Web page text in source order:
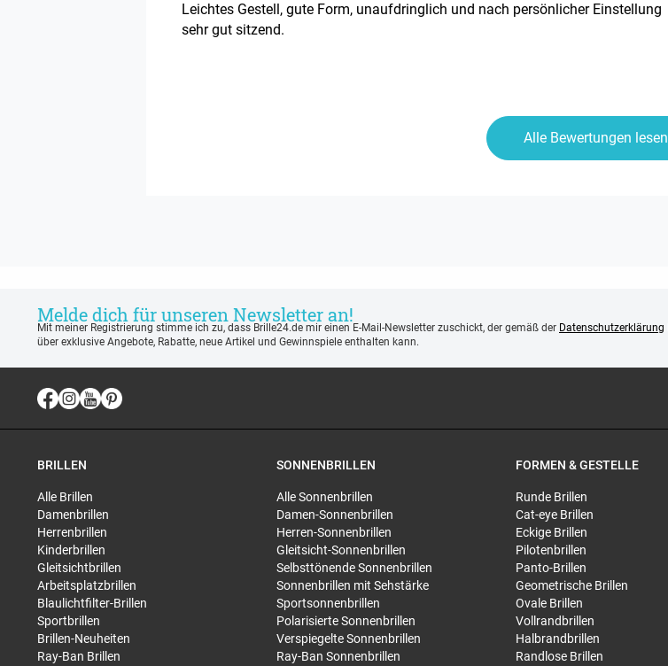
Leichtes Gestell, gute Form, unaufdringlich und nach persönlicher Einstellung
sehr gut sitzend.
Alle Bewertungen lesen
Melde dich für unseren Newsletter an!
Mit meiner Registrierung stimme ich zu, dass Brille24.de mir einen E-Mail-Newsletter zuschickt, der gemäß der Datenschutzerklärung
über exklusive Angebote, Rabatte, neue Artikel und Gewinnspiele enthalten kann.
BRILLEN
Alle Brillen
Damenbrillen
Herrenbrillen
Kinderbrillen
Gleitsichtbrillen
Arbeitsplatzbrillen
Blaulichtfilter-Brillen
Sportbrillen
Brillen-Neuheiten
Ray-Ban Brillen
SONNENBRILLEN
Alle Sonnenbrillen
Damen-Sonnenbrillen
Herren-Sonnenbrillen
Gleitsicht-Sonnenbrillen
Selbsttönende Sonnenbrillen
Sonnenbrillen mit Sehstärke
Sportsonnenbrillen
Polarisierte Sonnenbrillen
Verspiegelte Sonnenbrillen
Ray-Ban Sonnenbrillen
FORMEN & GESTELLE
Runde Brillen
Cat-eye Brillen
Eckige Brillen
Pilotenbrillen
Panto-Brillen
Geometrische Brillen
Ovale Brillen
Vollrandbrillen
Halbrandbrillen
Randlose Brillen